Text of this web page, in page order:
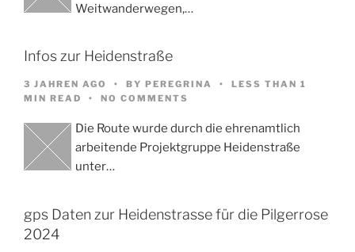
Weitwanderwegen,…
Infos zur Heidenstraße
3 JAHREN AGO BY PEREGRINA
LESS THAN 1
MIN READ
NO COMMENTS
Die Route wurde durch die ehrenamtlich
arbeitende Projektgruppe Heidenstraße
unter…
gps Daten zur Heidenstrasse für die Pilgerrose
2024